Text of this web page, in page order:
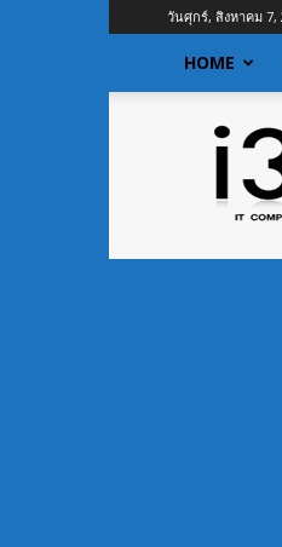
วันศุกร์, สิงหาคม 7,
HOME
I3siam
ข่าว
ไอที
ข้อมูล